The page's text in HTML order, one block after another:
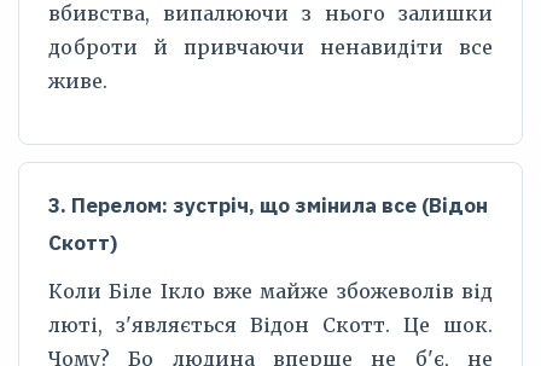
вбивства, випалюючи з нього залишки
доброти й привчаючи ненавидіти все
живе.
3. Перелом: зустріч, що змінила все (Відон
Скотт)
Коли Біле Ікло вже майже збожеволів від
люті, з'являється Відон Скотт. Це шок.
Чому? Бо людина вперше не б'є, не